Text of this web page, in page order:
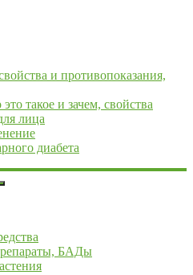
и противопоказания,
такое и зачем, свойства
лица
диабета
БАДы